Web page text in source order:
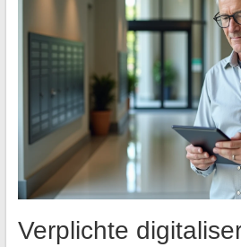
Verplichte